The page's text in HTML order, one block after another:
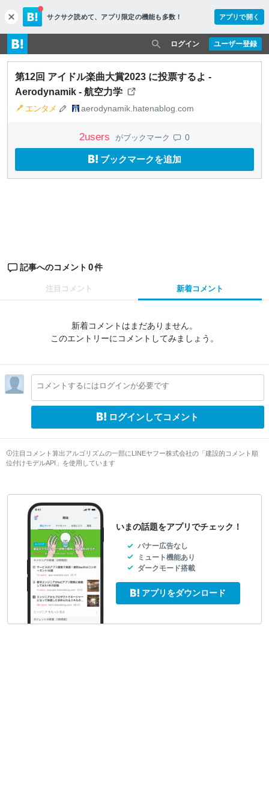
c
l
o
s
e
サクサク読めて、 アプリ限定の機能も多数！ アプリで開く
ユーザー登録
ログイン
第12回 アイドル楽曲大賞2023 に投票するよ -
Aerodynamik - 航空力学
エンタメ aerodynamik.hatenablog.com
2users がブックマーク 0
ブックマークを追加
記事へのコメント 0件
注目コメント 新着コメント
新着コメントはまだありません。
このエントリーにコメントしてみましょう。
コメントするにはログインが必要です
ログインしてコメント
注目コメント算出アルゴリズムの一部にLINEヤフー株式会社の「建設的コメント順
位付けモデルAPI」を使用しています
いまの話題をアプリでチェック！
バナー広告なし
ミュート機能あり
ダークモード搭載
アプリをダウンロード